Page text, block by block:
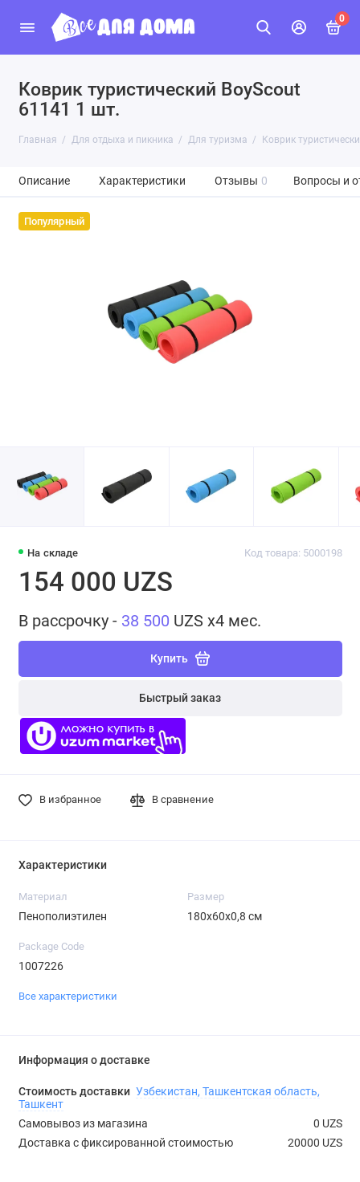
0
Коврик туристический BoyScout
61141 1 шт.
Главная Для отдыха и пикника Для туризма Коврик
Описание Характеристики Отзывы 0 Вопросы и
Популярный
На складе Код товара: 5000198
154 000 UZS
В рассрочку - 38 500 UZS x4 мес.
Купить
Быстрый заказ
В избранное В сравнение
Характеристики
Материал
Пенополиэтилен
Размер
180х60х0,8 см
Package Code
1007226
Все характеристики
Информация о доставке
Стоимость доставки Узбекистан, Ташкентская область,
Ташкент
Самовывоз из магазина
0 UZS
Доставка с фиксированной стоимостью
20000 UZS